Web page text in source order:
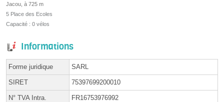
Jacou, à 725 m
5 Place des Ecoles
Capacité : 0 vélos
Informations
Forme juridique SARL
SIRET 75397699200010
N° TVA Intra. FR16753976992